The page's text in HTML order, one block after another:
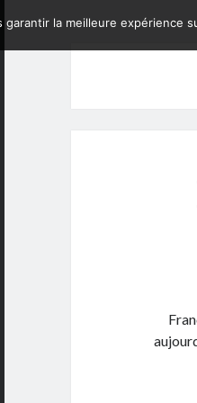
la meilleure